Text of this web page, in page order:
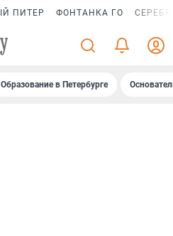
ПИТЕР ФОНТАНКА ГО
Образование в Петербурге